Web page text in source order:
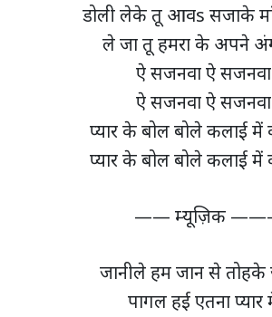
डोली लेके तू आवs सजाके
ले जा तू हमरा के अपने
ऐ सजनवा ऐ सजनवा
ऐ सजनवा ऐ सजनवा
प्यार के बोल बोले कलाई में
प्यार के बोल बोले कलाई में
—— म्यूज़िक ——-
जानीले हम जान से तोहके
पागल हई एतना प्यार